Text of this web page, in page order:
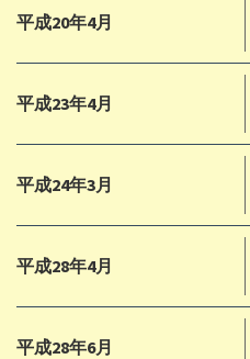
平成20年4月
平成23年4月
平成24年3月
平成28年4月
平成28年6月